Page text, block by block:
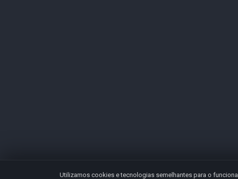
Utilizamos cookies e tecnologias semelhantes para o